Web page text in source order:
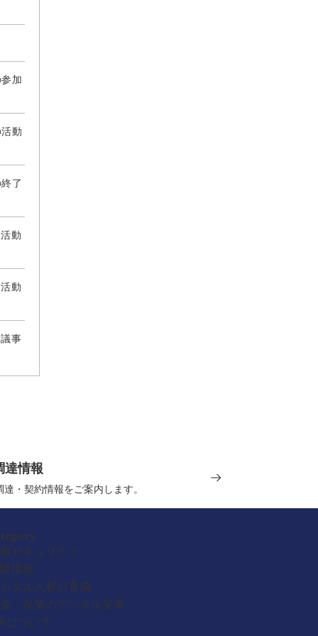
加
動
了
動
動
事
達情報
達・契約情報をご案内します。
セキュリティ
情報
タル人材の育成
・産業のデジタル変革
について